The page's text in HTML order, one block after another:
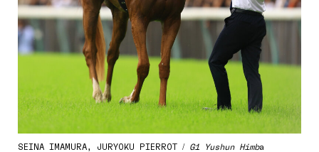
SEINA IMAMURA, JURYOKU PIERROT / G1 Yushun Himba